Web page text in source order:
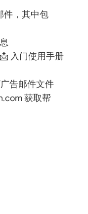
件，其中包
入门使用手册
告邮件文件
获取帮